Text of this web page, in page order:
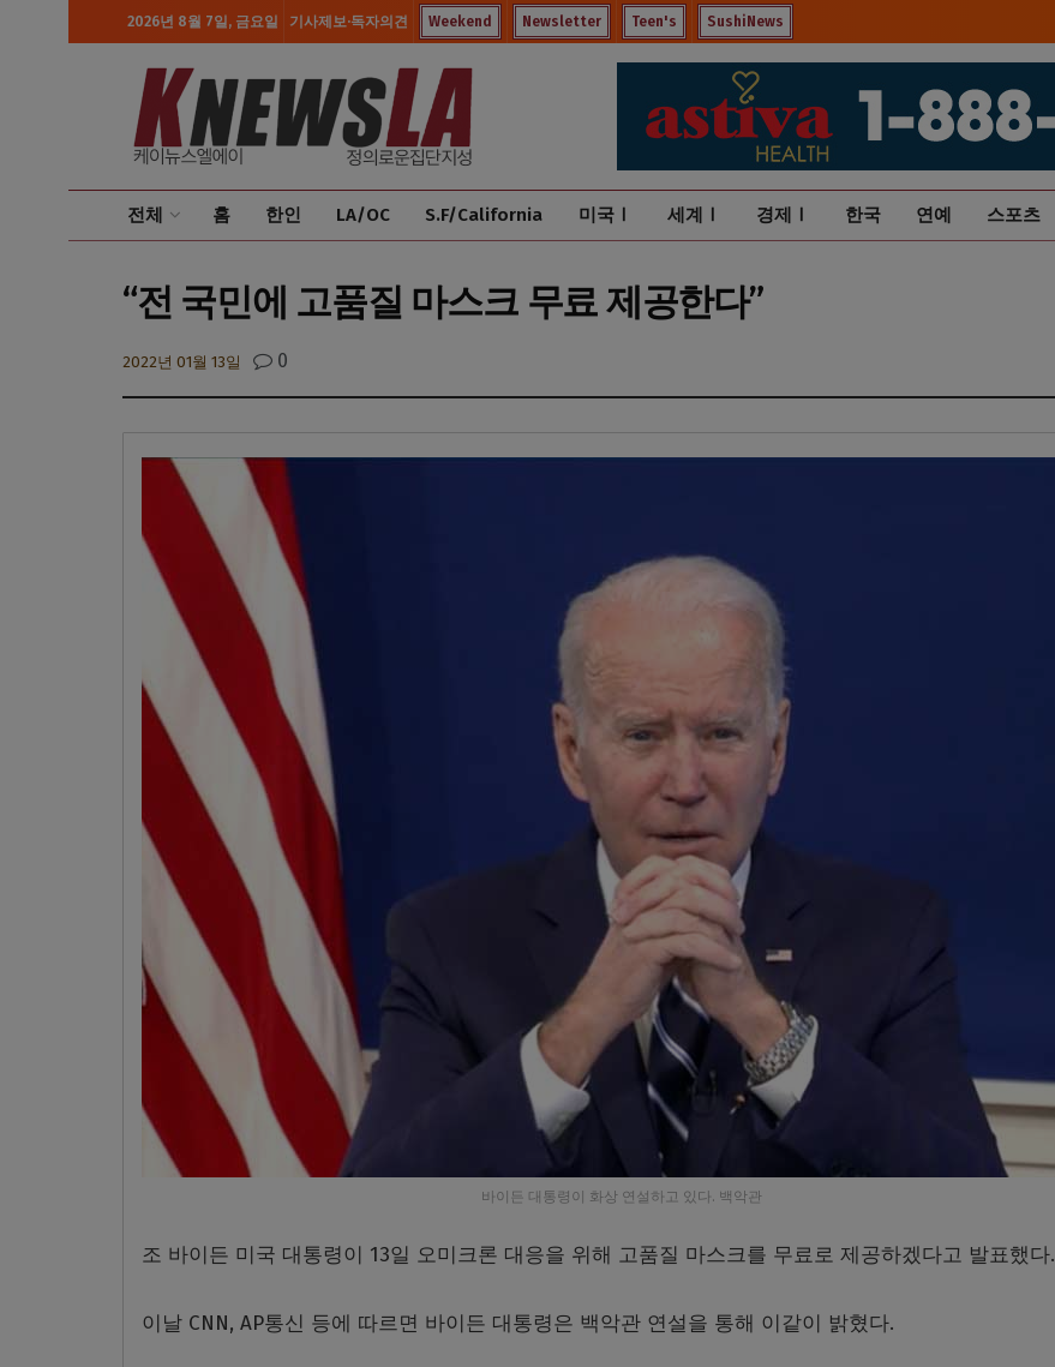
2026년 8월 7일, 금요일 기사제보·독자의견 Weekend Newsletter Teen's SushiNews
전체 홈 한인 LA/OC S.F/California 미국Ⅰ 세계Ⅰ 경제Ⅰ 한국 연예 스포츠
“전 국민에 고품질 마스크 무료 제공한다”
2022년 01월 13일 0
바이든 대통령이 화상 연설하고 있다. 백악관
조 바이든 미국 대통령이 13일 오미크론 대응을 위해 고품질 마스크를 무료로 제공하겠다고 발표했다.
이날 CNN, AP통신 등에 따르면 바이든 대통령은 백악관 연설을 통해 이같이 밝혔다.